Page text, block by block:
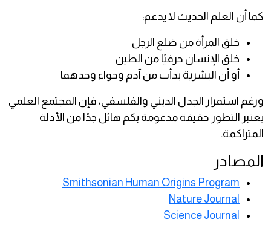
كما أن العلم الحديث لا يدعم:
خلق المرأة من ضلع الرجل
خلق الإنسان حرفيًا من الطين
أو أن البشرية بدأت من آدم وحواء وحدهما
ورغم استمرار الجدل الديني والفلسفي، فإن المجتمع العلمي
يعتبر التطور حقيقة مدعومة بكم هائل جدًا من الأدلة
المتراكمة.
المصادر
Smithsonian Human Origins Program
Nature Journal
Science Journal